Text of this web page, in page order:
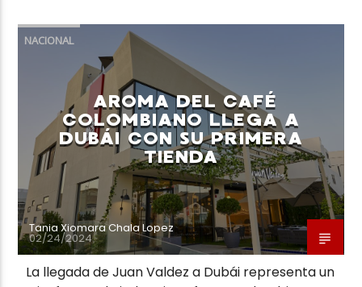
NACIONAL
AROMA DEL CAFÉ
COLOMBIANO LLEGA A
DUBÁI CON SU PRIMERA
TIENDA
Tania Xiomara Chala Lopez
02/24/2024
La llegada de Juan Valdez a Dubái representa un